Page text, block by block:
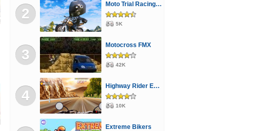
2
Moto Trial Racing 2: Two Player
5K
3
Motocross FMX
42K
4
Highway Rider Extreme
10K
Extreme Bikers